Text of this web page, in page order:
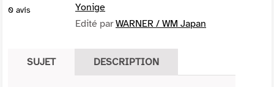
0 avis
Yonige
Edité parWARNER / WM Japan
SUJET DESCRIPTION